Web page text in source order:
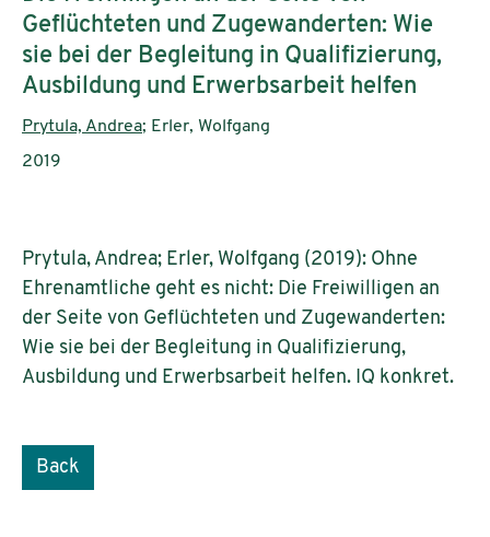
Geflüchteten und Zugewanderten: Wie
sie bei der Begleitung in Qualifizierung,
Ausbildung und Erwerbsarbeit helfen
Authors:
Prytula, Andrea; Erler, Wolfgang
Publication year:
2019
Prytula, Andrea; Erler, Wolfgang (2019): Ohne
Ehrenamtliche geht es nicht: Die Freiwilligen an
der Seite von Geflüchteten und Zugewanderten:
Wie sie bei der Begleitung in Qualifizierung,
Ausbildung und Erwerbsarbeit helfen. IQ konkret.
Back